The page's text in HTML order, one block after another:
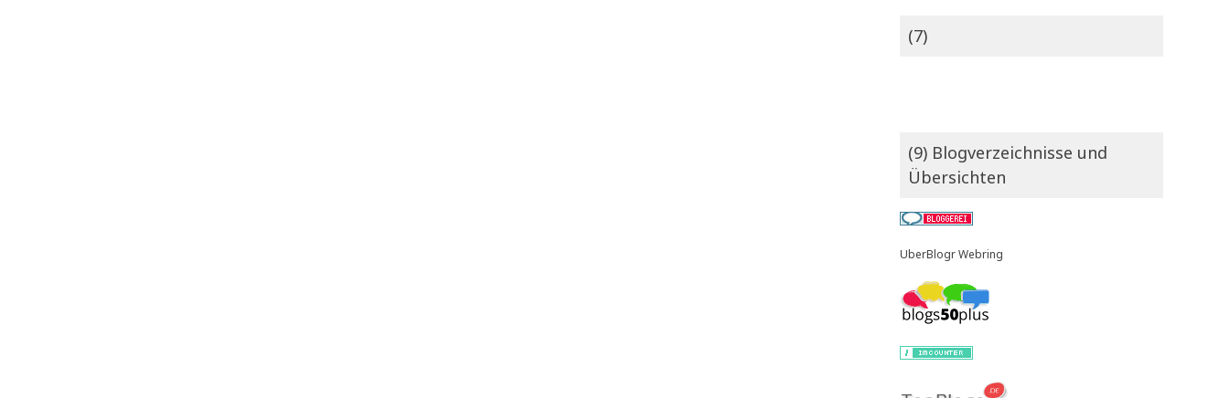
(7)
(9) Blogverzeichnisse und
Übersichten
UberBlogr Webring